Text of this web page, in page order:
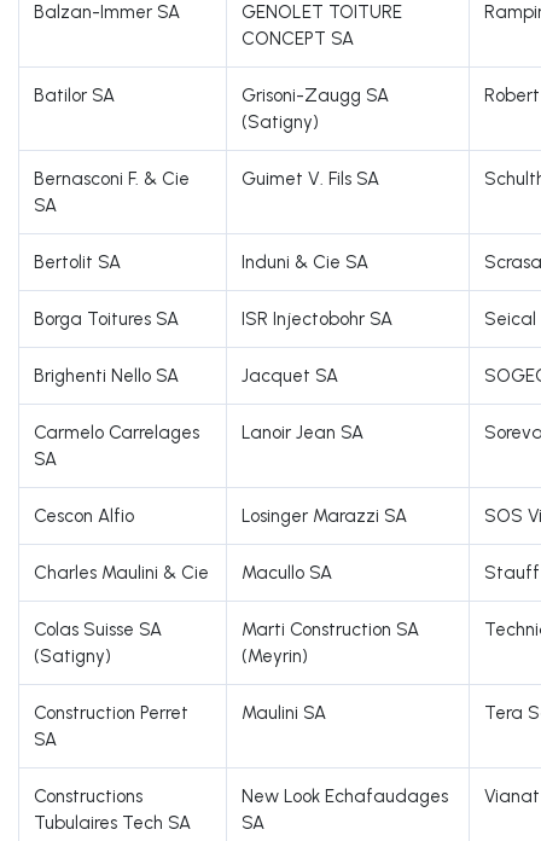
Balzan-Immer SA
GENOLET TOITURE
CONCEPT SA
Batilor SA
Grisoni-Zaugg SA
(Satigny)
Bernasconi F. & Cie
SA
Guimet V. Fils SA
Bertolit SA Induni & Cie SA
Borga Toitures SA ISR Injectobohr SA Seical
Brighenti Nello SA Jacquet SA
Carmelo Carrelages
SA
Lanoir Jean SA
Cescon Alfio Losinger Marazzi SA SOS
Charles Maulini & Cie Macullo SA
Colas Suisse SA
(Satigny)
Marti Construction SA
(Meyrin)
Construction Perret
SA
Maulini SA Tera
Constructions
Tubulaires Tech SA
New Look Echafaudages
SA